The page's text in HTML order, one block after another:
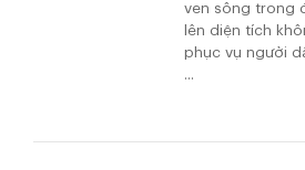
ven sông trong
lên diện tích
phục vụ người
...